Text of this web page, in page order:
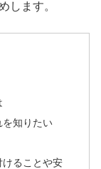
します。
を知りたい
ることや安